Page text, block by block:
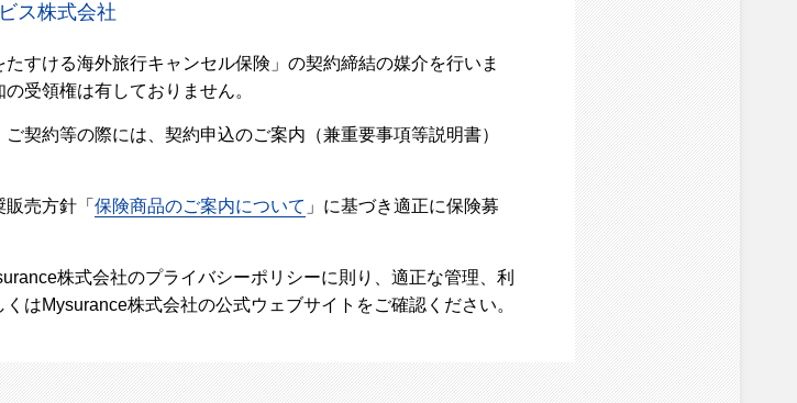
ス株式会社
すける海外旅行キャンセル保険」の契約締結の媒介を行いま
受領権は有しておりません。
契約等の際には、契約申込のご案内（兼重要事項等説明書）
売方針「 保険商品のご案内について 」に基づき適正に保険募
株式会社のプライバシーポリシーに則り、適正な管理、利
はMysurance株式会社の公式ウェブサイトをご確認ください。